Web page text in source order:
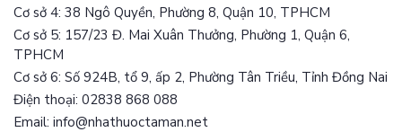
Cơ sở 4: 38 Ngô Quyền, Phường 8, Quận 10, TPHCM
Cơ sở 5: 157/23 Đ. Mai Xuân Thưởng, Phường 1, Quận 6,
TPHCM
Cơ sở 6: Số 924B, tổ 9, ấp 2, Phường Tân Triều, Tỉnh Đồng Nai
Điện thoại: 02838 868 088
Email: info@nhathuoctaman.net